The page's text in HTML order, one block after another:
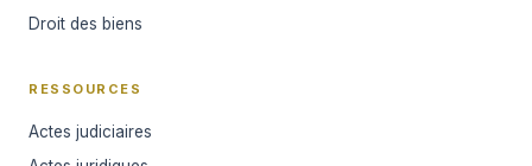
Droit des biens
RESSOURCES
Actes judiciaires